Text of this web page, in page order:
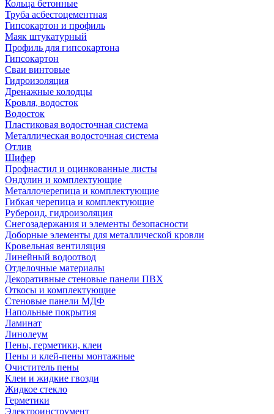
Кольца бетонные
Труба асбестоцементная
Гипсокартон и профиль
Маяк штукатурный
Профиль для гипсокартона
Гипсокартон
Сваи винтовые
Гидроизоляция
Дренажные колодцы
Кровля, водосток
Водосток
Пластиковая водосточная система
Металлическая водосточная система
Отлив
Шифер
Профнастил и оцинкованные листы
Ондулин и комплектующие
Металлочерепица и комплектующие
Гибкая черепица и комплектующие
Рубероид, гидроизоляция
Снегозадержания и элементы безопасности
Доборные элементы для металлической кровли
Кровельная вентиляция
Линейный водоотвод
Отделочные материалы
Декоративные стеновые панели ПВХ
Откосы и комплектующие
Стеновые панели МДФ
Напольные покрытия
Ламинат
Линолеум
Пены, герметики, клеи
Пены и клей-пены монтажные
Очиститель пены
Клеи и жидкие гвозди
Жидкое стекло
Герметики
Электроинструмент